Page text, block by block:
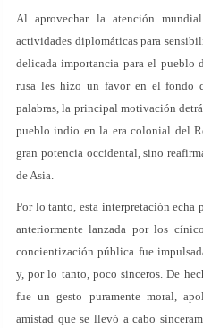
Al aprovechar la atención
actividades diplomáticas para
delicada importancia para el pueblo
rusa les hizo un favor en el fondo
palabras, la principal motivación
pueblo indio en la era colonial del
gran potencia occidental, sino
de Asia.
Por lo tanto, esta interpretación echa
anteriormente lanzada por los
concientización pública fue
y, por lo tanto, poco sinceros. De
fue un gesto puramente moral,
amistad que se llevó a cabo